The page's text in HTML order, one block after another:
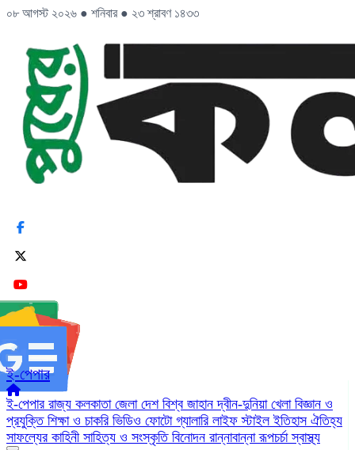
০৮ আগস্ট ২০২৬ ● শনিবার ● ২৩ শ্রাবণ ১৪৩৩
ই-পেপার
ই-পেপার রাজ্য কলকাতা জেলা দেশ বিশ্ব জাহানদ্বীন-দুনিয়া খেলা বিজ্ঞান ও
প্রযুক্তি শিক্ষা ও চাকরি ভিডিও ফোটো গ্যালারি লাইফ স্টাইলইতিহাস ঐতিহ্য
সাফল্যের কাহিনী সাহিত্য ও সংস্কৃতি বিনোদন রান্নাবান্নারূপচর্চাস্বাস্থ্য